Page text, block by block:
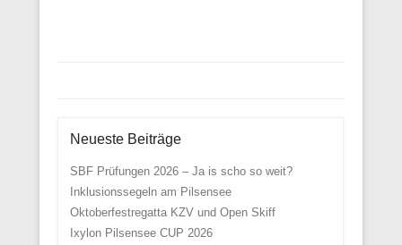
Neueste Beiträge
SBF Prüfungen 2026 – Ja is scho so weit?
Inklusionssegeln am Pilsensee
Oktoberfestregatta KZV und Open Skiff
Ixylon Pilsensee CUP 2026